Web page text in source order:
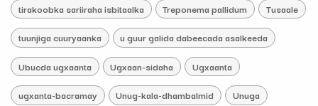
tirakoobka sariiraha isbitaalka Treponema pallidum Tusaale
tuunjiga cuuryaanka u guur galida dabeecada asalkeeda
Ubucda ugxaanta Ugxaan-sidaha Ugxaanta
ugxanta-bacramay Unug-kala-dhambalmid Unuga